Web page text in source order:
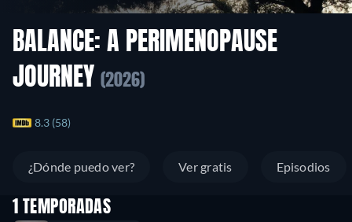
BALANCE: A PERIMENOPAUSE
JOURNEY (2026)
8.3 (58)
¿Dónde puedo ver? Ver gratis Episodios
1 TEMPORADAS